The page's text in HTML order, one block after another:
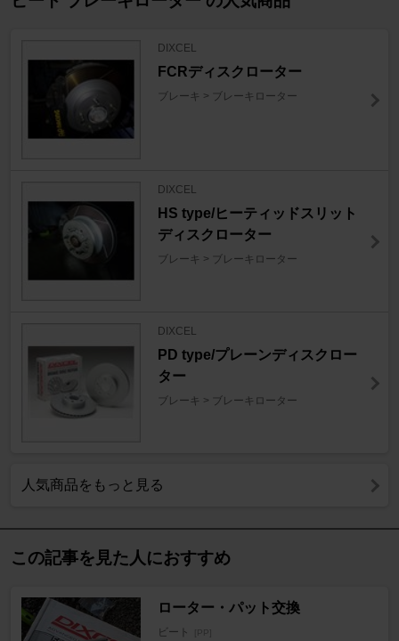
DIXCEL
FCRディスクローター
ブレーキ > ブレーキローター
DIXCEL
HS type/ヒーティッドスリット
ディスクローター
ブレーキ > ブレーキローター
DIXCEL
PD type/プレーンディスクロー
ター
ブレーキ > ブレーキローター
人気商品をもっと見る
この記事を見た人におすすめ
ローター・パット交換
ビート [PP]